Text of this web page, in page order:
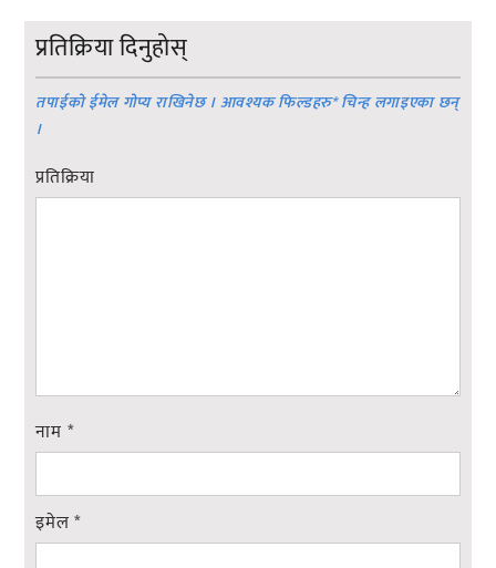
प्रतिक्रिया दिनुहोस्
तपाईको ईमेल गोप्य राखिनेछ । आवश्यक फिल्डहरु*चिन्ह लगाइएका छन्
।
प्रतिक्रिया
नाम *
इमेल*